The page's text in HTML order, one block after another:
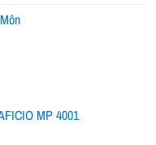
MP 4001